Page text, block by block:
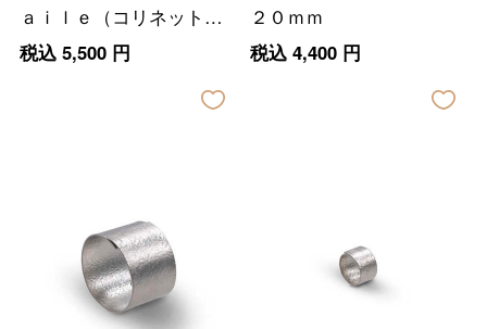
ａｉｌｅ（コリネット
アイル）
税込 5,500円
２０ｍｍ
税込 4,400円